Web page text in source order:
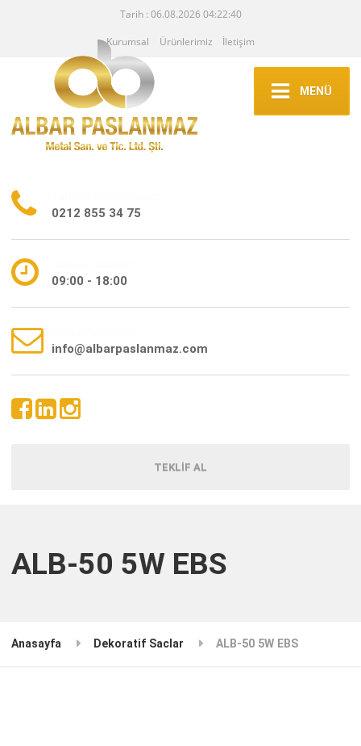
Tarih : 06.08.2026 04:22:40
Kurumsal
Ürünlerimiz İletişim
MENÜ
0212 855 34 75
09:00 - 18:00
info@albarpaslanmaz.com
TEKLİF AL
ALB-50 5W EBS
Anasayfa Dekoratif Saclar ALB-50 5W EBS